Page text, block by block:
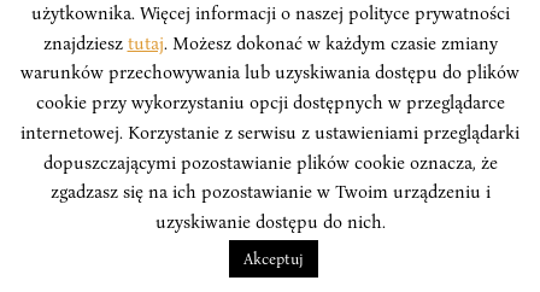
Odwiedź nas w mediach społecznościowych:
INSTYTUT BOYMA. WSZELKIE PRAWA ZASTRZEŻONE.Polityka
Prywatności Serwisu Polityka Prywatności Fundacji
Beata Świerczyńska , development
użytkownika. Więcej informacji o naszej polityce prywatności
znajdziesz tutaj. Możesz dokonać w każdym czasie zmiany
warunków przechowywania lub uzyskiwania dostępu do plików
cookie przy wykorzystaniu opcji dostępnych w przeglądarce
internetowej. Korzystanie z serwisu z ustawieniami przeglądarki
dopuszczającymi pozostawianie plików cookie oznacza, że
zgadzasz się na ich pozostawianie w Twoim urządzeniu i
uzyskiwanie dostępu do nich.
Akceptuj